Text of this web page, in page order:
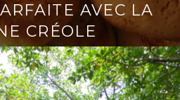
AVEC LA
CRÉOLE